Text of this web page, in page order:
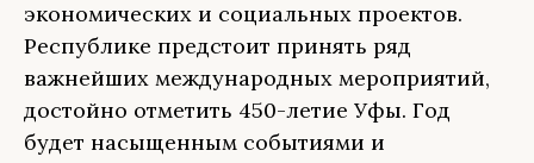
экономических и социальных проектов.
Республике предстоит принять ряд
важнейших международных мероприятий,
достойно отметить 450-летие Уфы. Год
будет насыщенным событиями и